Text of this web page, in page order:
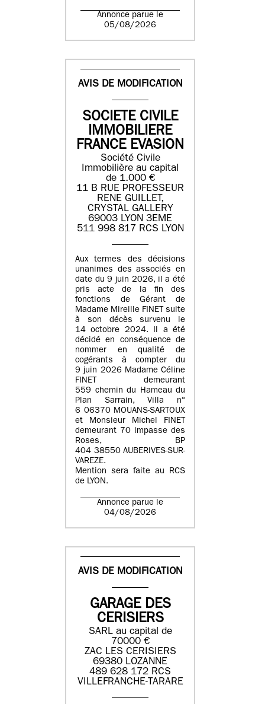
Annonce parue le
05/08/2026
AVIS DE MODIFICATION
SOCIETE CIVILE
IMMOBILIERE
FRANCE EVASION
Société Civile
Immobilière au capital
de 1.000 €
11 B RUE PROFESSEUR
RENE GUILLET,
CRYSTAL GALLERY
69003 LYON 3EME
511 998 817 RCS LYON
Aux termes des décisions
unanimes des associés en
date du 9 juin 2026, il a été
pris acte de la fin des
fonctions de Gérant de
Madame Mireille FINET suite
à son décès survenu le
14 octobre 2024. Il a été
décidé en conséquence de
nommer en qualité de
cogérants à compter du
9 juin 2026 Madame Céline
FINET demeurant
559 chemin du Hameau du
Plan Sarrain, Villa n°
6 06370 MOUANS-SARTOUX
et Monsieur Michel FINET
demeurant 70 impasse des
Roses, BP
404 38550 AUBERIVES-SUR-
VAREZE.
Mention sera faite au RCS
de LYON.
Annonce parue le
04/08/2026
AVIS DE MODIFICATION
GARAGE DES
CERISIERS
SARL au capital de
70000 €
ZAC LES CERISIERS
69380 LOZANNE
489 628 172 RCS
VILLEFRANCHE-TARARE